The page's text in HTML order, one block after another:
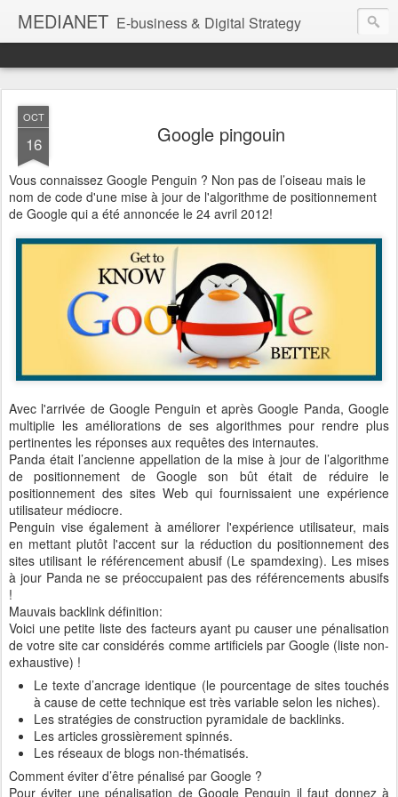
MEDIANET E-business & Digital Strategy
OCT
16 Google pingouin
Vous connaissez Google Penguin ? Non pas de l’oiseau mais le
nom de code d'une mise à jour de l'algorithme de positionnement
de Google qui a été annoncée le 24 avril 2012!
Avec l'arrivée de Google Penguin et après Google Panda, Google
multiplie les améliorations de ses algorithmes pour rendre plus
pertinentes les réponses aux requêtes des internautes.
Panda était l’ancienne appellation de la mise à jour de l’algorithme
de positionnement de Google son bût était de réduire le
positionnement des sites Web qui fournissaient une expérience
utilisateur médiocre.
Penguin vise également à améliorer l'expérience utilisateur, mais
en mettant plutôt l'accent sur la réduction du positionnement des
sites utilisant le référencement abusif (Le spamdexing). Les mises
à jour Panda ne se préoccupaient pas des référencements abusifs
!
Mauvais backlink définition:
Voici une petite liste des facteurs ayant pu causer une pénalisation
de votre site car considérés comme artificiels par Google (liste non-
exhaustive) !
Le texte d’ancrage identique (le pourcentage de sites touchés
à cause de cette technique est très variable selon les niches).
Les stratégies de construction pyramidale de backlinks.
Les articles grossièrement spinnés.
Les réseaux de blogs non-thématisés.
Comment éviter d’être pénalisé par Google ?
Pour éviter une pénalisation de Google Penguin il faut donnez à